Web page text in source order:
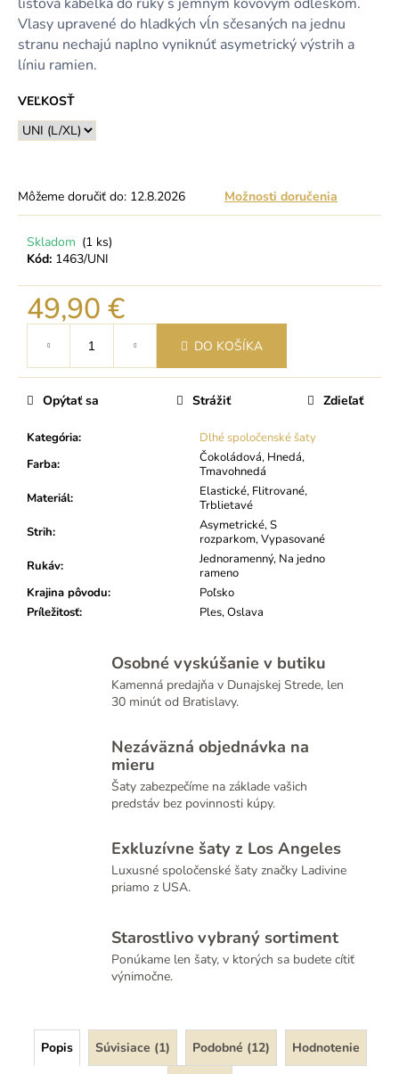
Vlasy upravené do hladkých vĺn sčesaných na jednu
stranu nechajú naplno vyniknúť asymetrický výstrih a
líniu ramien.
VEĽKOSŤ
Môžeme doručiť do: 12.8.2026 Možnosti doručenia
Skladom (1 ks)
Kód: 1463/UNI
49,90 €
cena:
DO KOŠÍKA
Kategória:
Dlhé spoločenské šaty
Farba:
Čokoládová, Hnedá,
Tmavohnedá
Materiál:
Elastické, Flitrované,
Trblietavé
Strih:
Asymetrické, S
rozparkom, Vypasované
Rukáv:
Jednoramenný, Na jedno
rameno
Krajina pôvodu:
Poľsko
Príležitosť: Ples, Oslava
Opýtať sa Strážiť Zdieľať
Osobné vyskúšanie v butiku
Kamenná predajňa v Dunajskej Strede, len
30 minút od Bratislavy.
Nezáväzná objednávka na
mieru
Šaty zabezpečíme na základe vašich
predstáv bez povinnosti kúpy.
Exkluzívne šaty z Los Angeles
Luxusné spoločenské šaty značky Ladivine
priamo z USA.
Starostlivo vybraný sortiment
Ponúkame len šaty, v ktorých sa budete cítiť
výnimočne.
Popis Súvisiace (1) Podobné (12) Hodnotenie